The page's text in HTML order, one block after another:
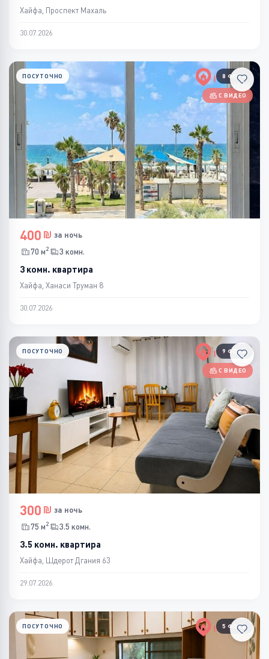
Хайфа, Проспект Махаль
30.07.2026
8 ФОТО
С ВИДЕО
ПОСУТОЧНО
400
за ночь
70 м2 3 комн.
3 комн. квартира
Хайфа, Ханаси Труман 8
30.07.2026
9 ФОТО
С ВИДЕО
ПОСУТОЧНО
300
за ночь
75 м2 3.5 комн.
3.5 комн. квартира
Хайфа, Шдерот Дгания 63
29.07.2026
5 ФОТО
ПОСУТОЧНО